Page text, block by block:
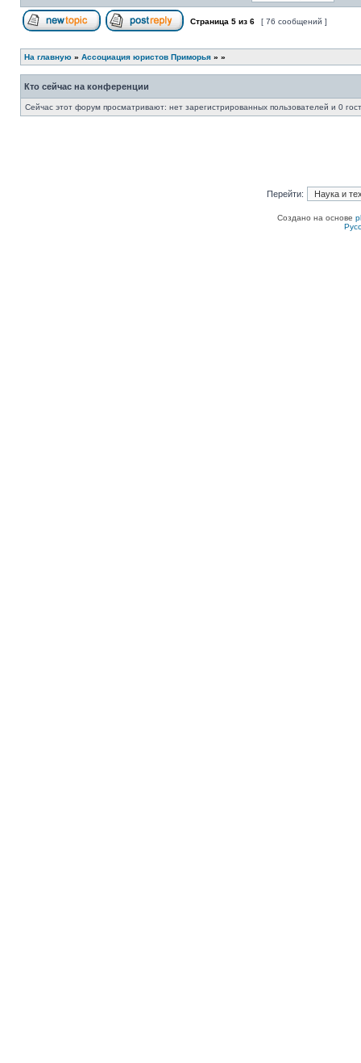
Страница 5 из 6 [ 76 сообщений ]
На главную » Ассоциация юристов Приморья » »
Кто сейчас на конференции
Сейчас этот форум просматривают: нет зарегистрированных пользователей и 0
Перейти:
Создано на основе